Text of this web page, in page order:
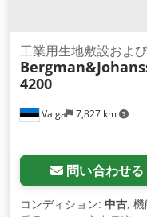
Valga 7,827 km
工業用生地敷設およ
4200
問い合わせる
コンディション: 中古,